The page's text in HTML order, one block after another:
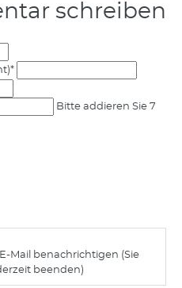
schreiben
*
Bitte addieren Sie 7
Mail benachrichtigen (Sie
beenden)